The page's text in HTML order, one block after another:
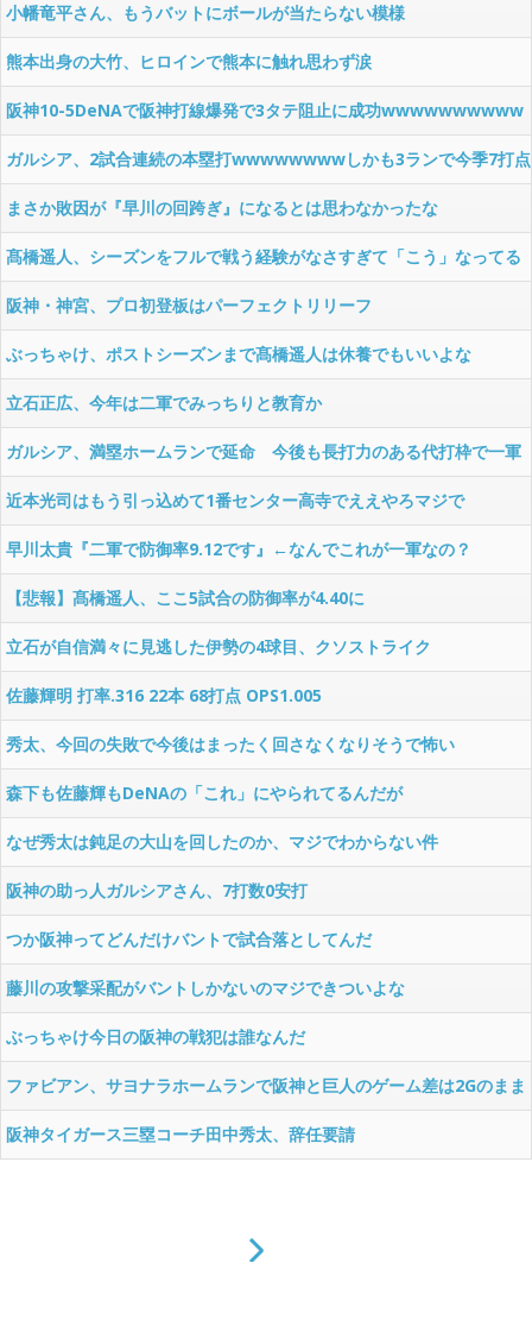
小幡竜平さん、もうバットにボールが当たらない模様
熊本出身の大竹、ヒロインで熊本に触れ思わず涙
阪神10-5DeNAで阪神打線爆発で3タテ阻止に成功wwwwwwwwww
ガルシア、2試合連続の本塁打wwwwwwwwしかも3ランで今季7打点
wwww
まさか敗因が『早川の回跨ぎ』になるとは思わなかったな
髙橋遥人、シーズンをフルで戦う経験がなさすぎて「こう」なってる
件
阪神・神宮、プロ初登板はパーフェクトリリーフ
ぶっちゃけ、ポストシーズンまで髙橋遥人は休養でもいいよな
立石正広、今年は二軍でみっちりと教育か
ガルシア、満塁ホームランで延命 今後も長打力のある代打枠で一軍
帯同か
近本光司はもう引っ込めて1番センター高寺でええやろマジで
早川太貴『二軍で防御率9.12です』←なんでこれが一軍なの？
【悲報】髙橋遥人、ここ5試合の防御率が4.40に
立石が自信満々に見逃した伊勢の4球目、クソストライク
wwwwwwwww
佐藤輝明 打率.316 22本 68打点 OPS1.005
秀太、今回の失敗で今後はまったく回さなくなりそうで怖い
森下も佐藤輝もDeNAの「これ」にやられてるんだが
なぜ秀太は鈍足の大山を回したのか、マジでわからない件
阪神の助っ人ガルシアさん、7打数0安打
つか阪神ってどんだけバントで試合落としてんだ
藤川の攻撃采配がバントしかないのマジできついよな
ぶっちゃけ今日の阪神の戦犯は誰なんだ
ファビアン、サヨナラホームランで阪神と巨人のゲーム差は2Gのまま
wwwwww
阪神タイガース三塁コーチ田中秀太、辞任要請